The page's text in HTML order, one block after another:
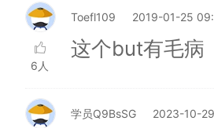
6人
Toefl109 2019-01-25
这个but有毛病
学员Q9BsSG 2023-10-